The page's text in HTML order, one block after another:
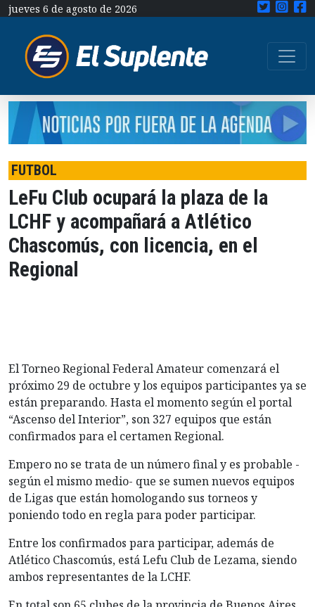
jueves 6 de agosto de 2026
FUTBOL
LeFu Club ocupará la plaza de la
LCHF y acompañará a Atlético
Chascomús, con licencia, en el
Regional
El Torneo Regional Federal Amateur comenzará el
próximo 29 de octubre y los equipos participantes ya se
están preparando. Hasta el momento según el portal
“Ascenso del Interior”, son 327 equipos que están
confirmados para el certamen Regional.
Empero no se trata de un número final y es probable -
según el mismo medio- que se sumen nuevos equipos
de Ligas que están homologando sus torneos y
poniendo todo en regla para poder participar.
Entre los confirmados para participar, además de
Atlético Chascomús, está Lefu Club de Lezama, siendo
ambos representantes de la LCHF.